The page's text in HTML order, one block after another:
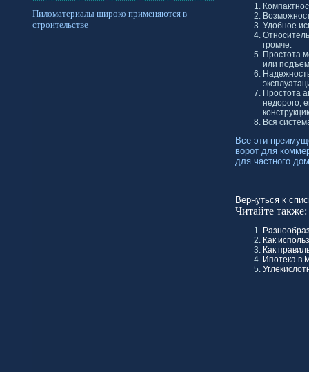
Пиломатериалы широко применяются в
строительстве
Удобное
громче.
Простота
или
Простота
недорого,
Вся
Все эти
ворот для
для частного
Вернуться к
Читайте также:
Как
Как
Ипотека в